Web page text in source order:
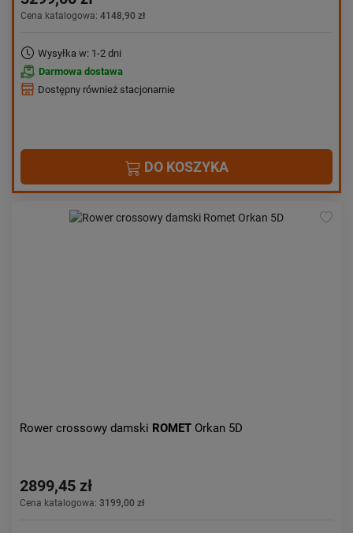
Cena katalogowa: 4148,90 zł
Wysyłka w: 1-2 dni
Darmowa dostawa
Dostępny również stacjonarnie
DO KOSZYKA
Rower crossowy damski ROMET Orkan 5D
2899,45 zł
Cena katalogowa: 3199,00 zł